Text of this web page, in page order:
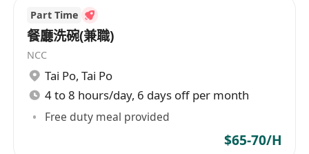
提供具市場競爭力之時薪或月薪，按實際工作時
數及合約條款計算，並依法支付超時工作補償；
享有法定公眾假期及年假，入職滿一年後可享7
天有薪年假，年假日數隨服務年資遞增；
提供完善職前及在職培訓，包括倉儲操作、安全
守則及基本電腦系統使用，助員工穩健適應崗
位；
設有員工關懷支援，包括定期健康提醒、工作環
Part Time
餐廳洗碗(兼職)
NCC
Tai Po, Tai Po
4 to 8 hours/day, 6 days off per month
Free duty meal provided
$65-70/H